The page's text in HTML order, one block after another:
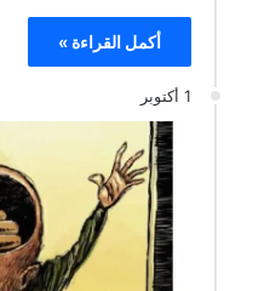
أكمل القراءة »
1 أكتوبر